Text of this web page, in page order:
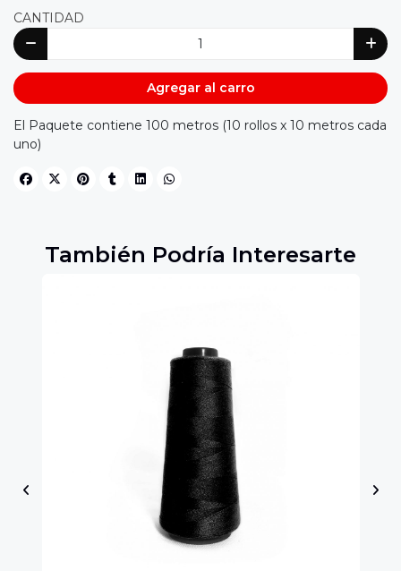
CANTIDAD
Agregar al carro
El Paquete contiene 100 metros (10 rollos x 10 metros cada
uno)
También Podría Interesarte